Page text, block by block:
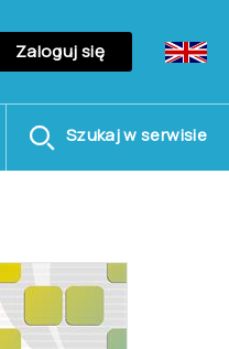
Zaloguj się
Szukaj w serwisie